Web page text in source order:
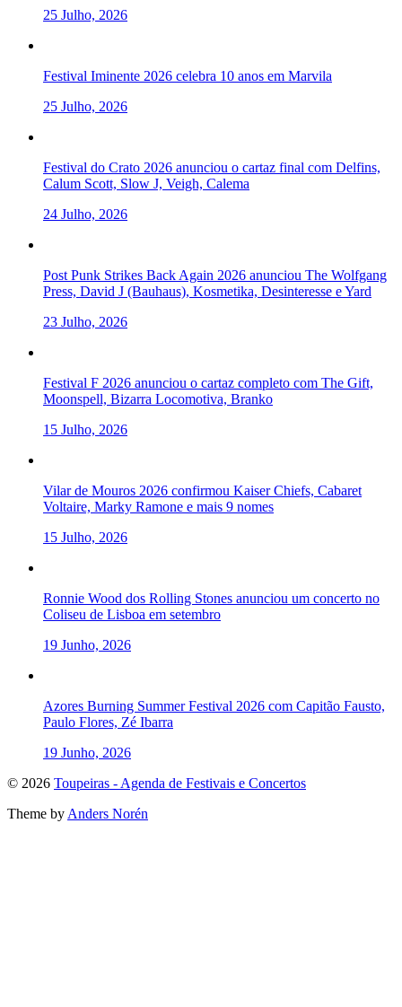
25 Julho, 2026
Festival Iminente 2026 celebra 10 anos em Marvila
25 Julho, 2026
Festival do Crato 2026 anunciou o cartaz final com Delfins,
Calum Scott, Slow J, Veigh, Calema
24 Julho, 2026
Post Punk Strikes Back Again 2026 anunciou The Wolfgang
Press, David J (Bauhaus), Kosmetika, Desinteresse e Yard
23 Julho, 2026
Festival F 2026 anunciou o cartaz completo com The Gift,
Moonspell, Bizarra Locomotiva, Branko
15 Julho, 2026
Vilar de Mouros 2026 confirmou Kaiser Chiefs, Cabaret
Voltaire, Marky Ramone e mais 9 nomes
15 Julho, 2026
Ronnie Wood dos Rolling Stones anunciou um concerto no
Coliseu de Lisboa em setembro
19 Junho, 2026
Azores Burning Summer Festival 2026 com Capitão Fausto,
Paulo Flores, Zé Ibarra
19 Junho, 2026
To
top
© 2026 Toupeiras - Agenda de Festivais e Concertos
Theme byAnders Norén